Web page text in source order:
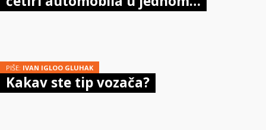
PIŠE: IVAN IGLOO GLUHAK
Kakav ste tip vozača?